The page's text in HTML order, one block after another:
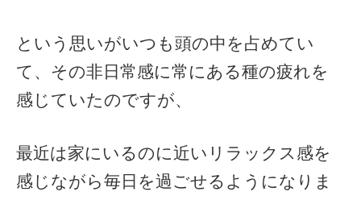
という思いがいつも頭の中を占めてい
て、その非日常感に常にある種の疲れを
感じていたのですが、
最近は家にいるのに近いリラックス感を
感じながら毎日を過ごせるようになりま